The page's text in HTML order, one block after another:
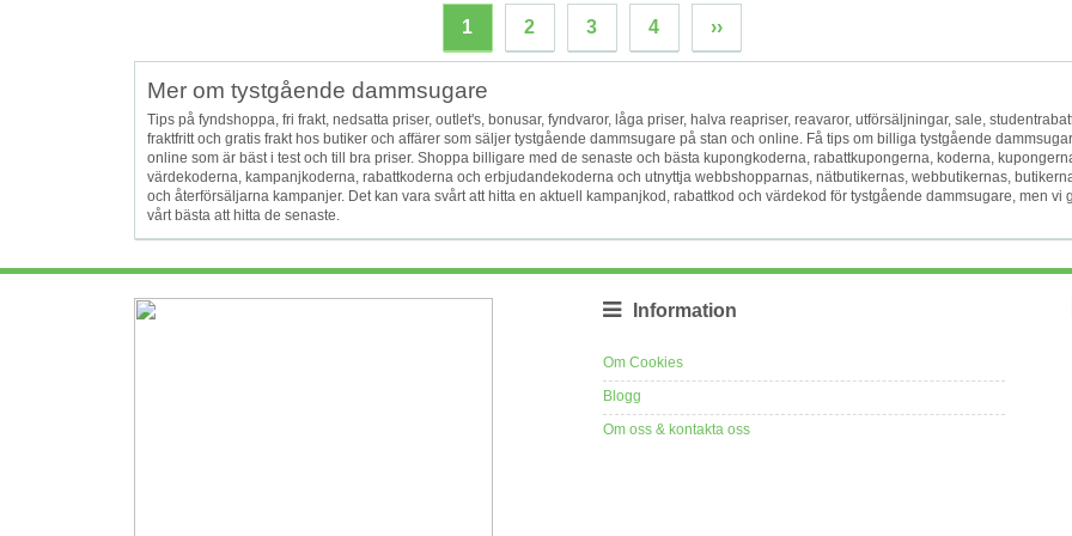
1 2 3 4 ››
Mer om tystgående dammsugare
Tips på fyndshoppa, fri frakt, nedsatta priser, outlet's, bonusar, fyndvaror, låga priser, halva reapriser, reavaror, utförsäljningar, sale,
fraktfritt och gratis frakt hos butiker och affärer som säljer tystgående dammsugare på stan och online. Få tips om billiga tystgående
online som är bäst i test och till bra priser. Shoppa billigare med de senaste och bästa kupongkoderna, rabattkupongerna, koderna,
värdekoderna, kampanjkoderna, rabattkoderna och erbjudandekoderna och utnyttja webbshopparnas, nätbutikernas, webbutikernas,
och återförsäljarna kampanjer. Det kan vara svårt att hitta en aktuell kampanjkod, rabattkod och värdekod för tystgående dammsugare, men vi
vårt bästa att hitta de senaste.
Information
Om Cookies
Blogg
Om oss & kontakta oss